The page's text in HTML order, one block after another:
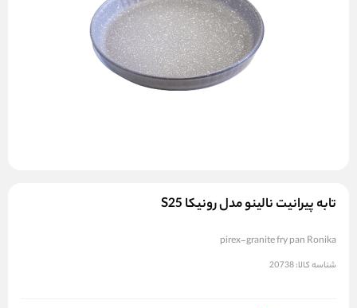
تابه پیرانیت نالینو مدل رونیکا S25
pirex-granite fry pan Ronika
شناسه کالا:20738